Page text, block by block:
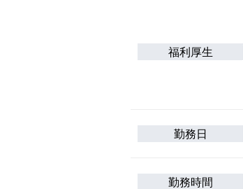
福利厚生
勤務日
勤務時間